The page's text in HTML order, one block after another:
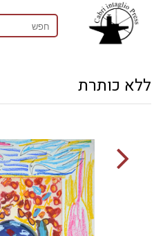
ללא כותרת